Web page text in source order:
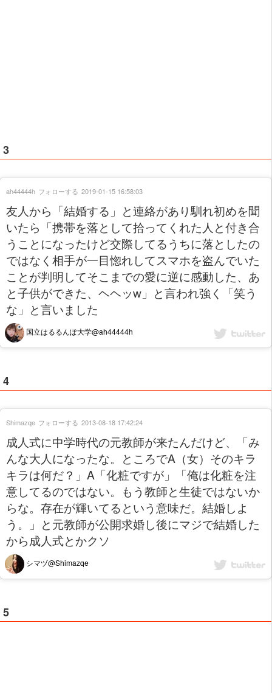
3
友人から「結婚する」と連絡があり馴れ初めを聞
いたら「携帯を落として拾ってくれた人と付き合
うことになったけど交際してるうちに落としたの
ではなく相手が一目惚れしてスマホを盗んでいた
ことが判明してそこまでの愛に逆に感動した、あ
と子供ができた、ヘヘッw」と言われ強く「笑う
な」と言いました
国立はるるんぽ大学@ah44444h
ah44444h フォローする 2019-01-15 16:58:03
4
成人式に中学時代の元教師が来たんだけど、「み
んな大人になったな。ところでA（女）そのキラ
キラは何だ？」A「化粧ですが」「俺は化粧を注
意してるのではない。もう教師と生徒ではないか
らな。存在が輝いてるという意味だ。結婚しよ
う。」と元教師が公開求婚し後にマジで結婚した
から成人式とかクソ
シマヅ@Shimazqe
Shimazqe フォローする 2013-08-18 17:42:24
5